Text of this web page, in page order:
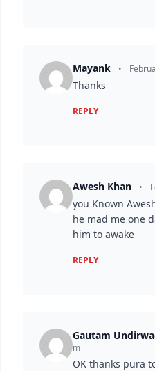
Mayank •
Thanks
REPLY
Awesh Khan •
you Known
he mad me one
him to awake
REPLY
Gautam
m
OK thanks pura